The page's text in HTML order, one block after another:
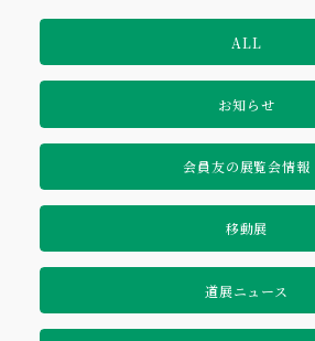
ALL
お知らせ
会員友の展覧会情報
移動展
道展ニュース